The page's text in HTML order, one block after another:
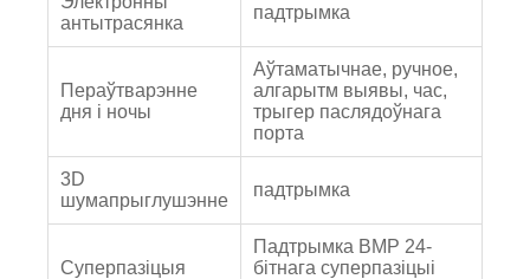
антытрасянка
падтрымка
Пераўтварэнне
дня і ночы
Аўтаматычнае, ручное,
алгарытм выявы, час,
трыгер паслядоўнага
порта
3D
шумапрыглушэнне
падтрымка
Суперпазіцыя
Падтрымка BMP 24-
бітнага суперпазіцыі